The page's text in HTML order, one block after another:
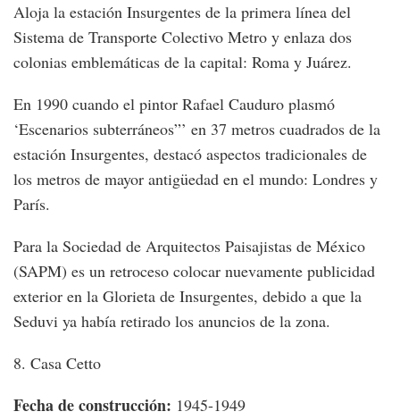
Aloja la estación Insurgentes de la primera línea del
Sistema de Transporte Colectivo Metro y enlaza dos
colonias emblemáticas de la capital: Roma y Juárez.
En 1990 cuando el pintor Rafael Cauduro plasmó
‘Escenarios subterráneos”’ en 37 metros cuadrados de la
estación Insurgentes, destacó aspectos tradicionales de
los metros de mayor antigüedad en el mundo: Londres y
París.
Para la Sociedad de Arquitectos Paisajistas de México
(SAPM) es un retroceso colocar nuevamente publicidad
exterior en la Glorieta de Insurgentes, debido a que la
Seduvi ya había retirado los anuncios de la zona.
8. Casa Cetto
Fecha de construcción: 1945-1949